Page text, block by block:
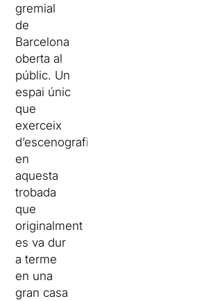
gremial
de
Barcelona
oberta al
públic. Un
espai únic
que
exerceix
d’escenografia
en
aquesta
trobada
que
originalment
es va dur
a terme
en una
gran casa